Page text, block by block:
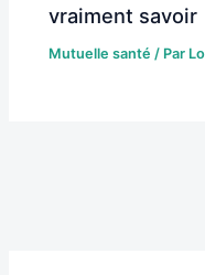
vraiment savoir
Mutuelle santé / Par